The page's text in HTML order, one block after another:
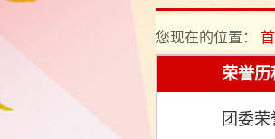
您现在的位置：
荣誉历
团委荣